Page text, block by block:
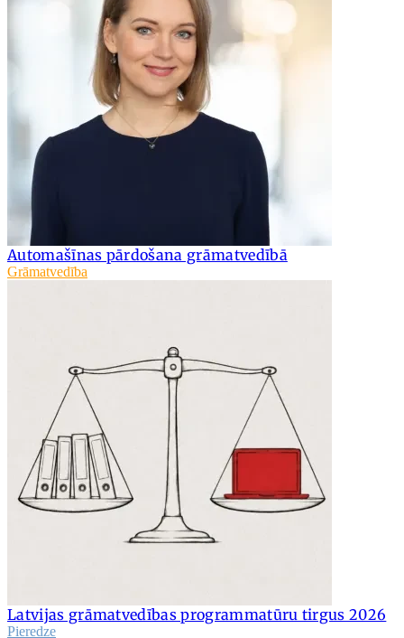
Automašīnas pārdošana grāmatvedībā
Grāmatvedība
Latvijas grāmatvedības programmatūru tirgus 2026
Pieredze